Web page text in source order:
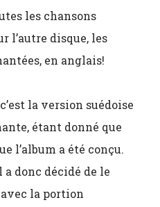
les chansons
l’autre disque, les
en anglais!
la version suédoise
étant donné que
l’album a été conçu.
donc décidé de le
la portion